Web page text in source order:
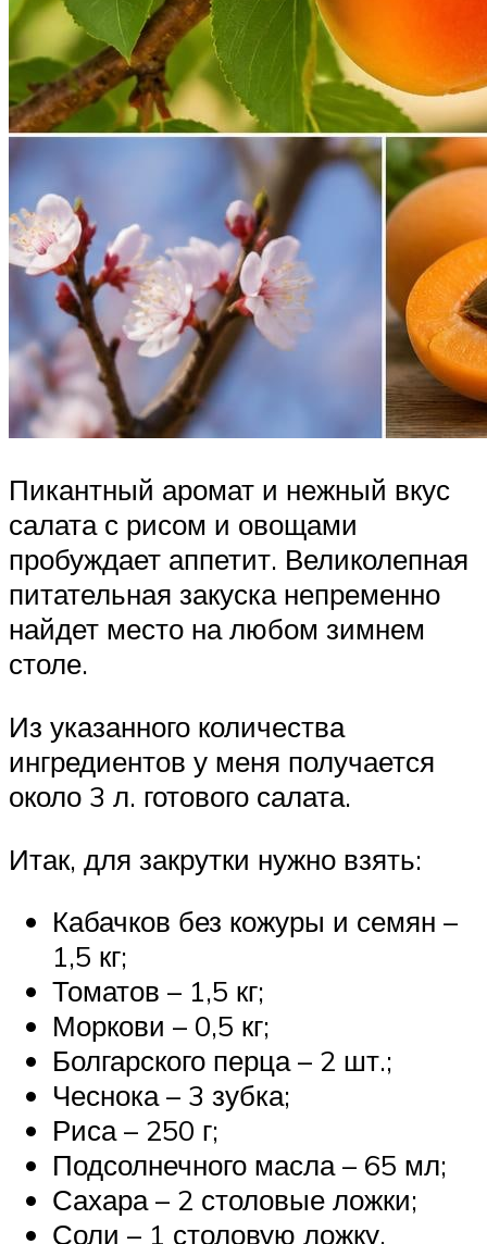
Пикантный аромат и нежный вкус
салата с рисом и овощами
пробуждает аппетит. Великолепная
питательная закуска непременно
найдет место на любом зимнем
столе.
Из указанного количества
ингредиентов у меня получается
около 3 л. готового салата.
Итак, для закрутки нужно взять:
Кабачков без кожуры и семян –
1,5 кг;
Томатов – 1,5 кг;
Моркови – 0,5 кг;
Болгарского перца – 2 шт.;
Чеснока – 3 зубка;
Риса – 250 г;
Подсолнечного масла – 65 мл;
Сахара – 2 столовые ложки;
Соли – 1 столовую ложку.